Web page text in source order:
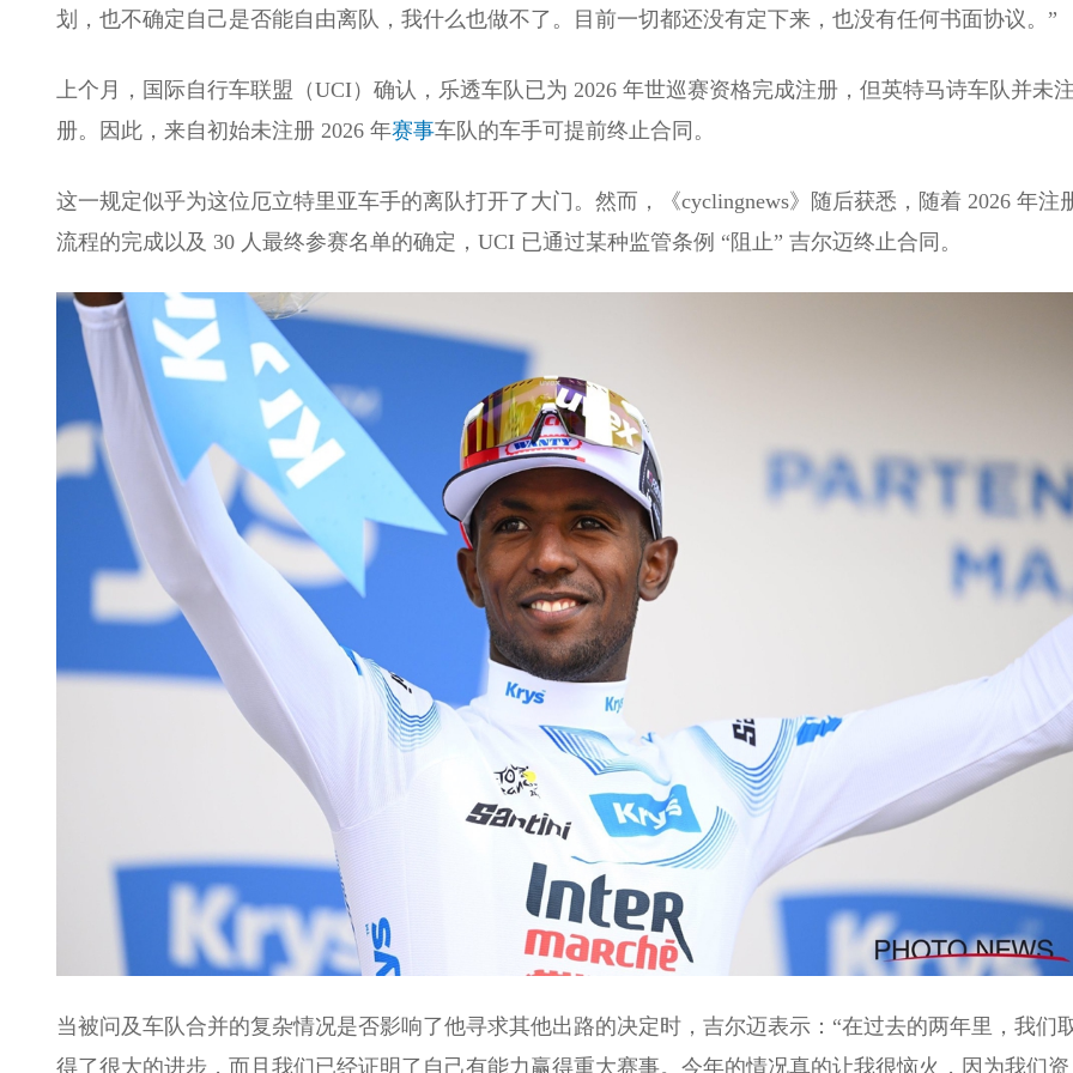
划，也不确定自己是否能自由离队，我什么也做不了。目前一切都还没有定下来，也没有任何书面协议。”
上个月，国际自行车联盟（UCI）确认，乐透车队已为 2026 年世巡赛资格完成注册，但英特马诗车队并未
册。因此，来自初始未注册 2026 年赛事车队的车手可提前终止合同。
这一规定似乎为这位厄立特里亚车手的离队打开了大门。然而，《cyclingnews》随后获悉，随着 2026 年注
流程的完成以及 30 人最终参赛名单的确定，UCI 已通过某种监管条例 “阻止” 吉尔迈终止合同。
当被问及车队合并的复杂情况是否影响了他寻求其他出路的决定时，吉尔迈表示：“在过去的两年里，我们
得了很大的进步，而且我们已经证明了自己有能力赢得重大赛事。今年的情况真的让我很恼火，因为我们资